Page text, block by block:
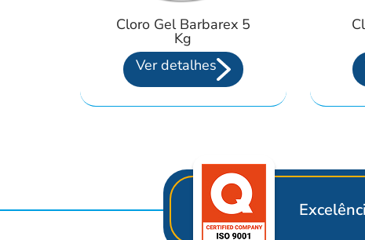
Cloro Gel Barbarex 5
Kg
Ver detalhes